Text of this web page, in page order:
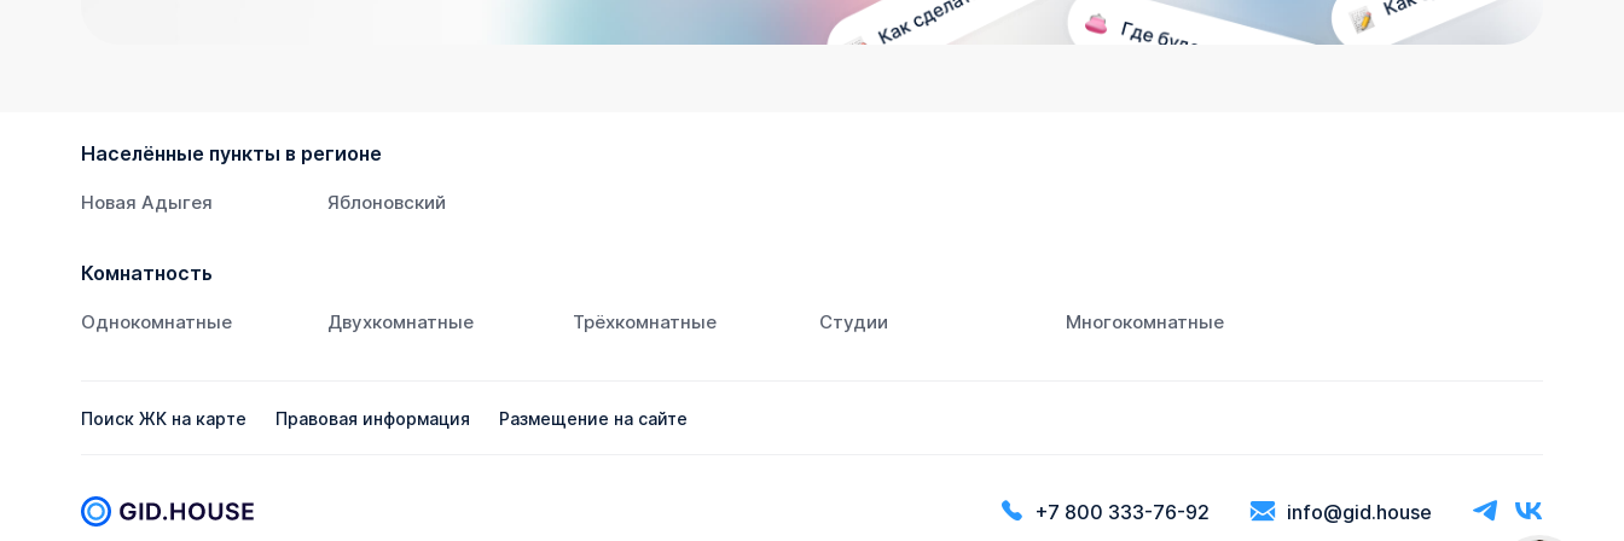
Населённые пункты в регионе
Новая Адыгея Яблоновский
Комнатность
Однокомнатные Двухкомнатные Трёхкомнатные Студии Многокомнатные
Поиск ЖК на карте Правовая информация Размещение на сайте
+7 800 333-76-92 info@gid.house